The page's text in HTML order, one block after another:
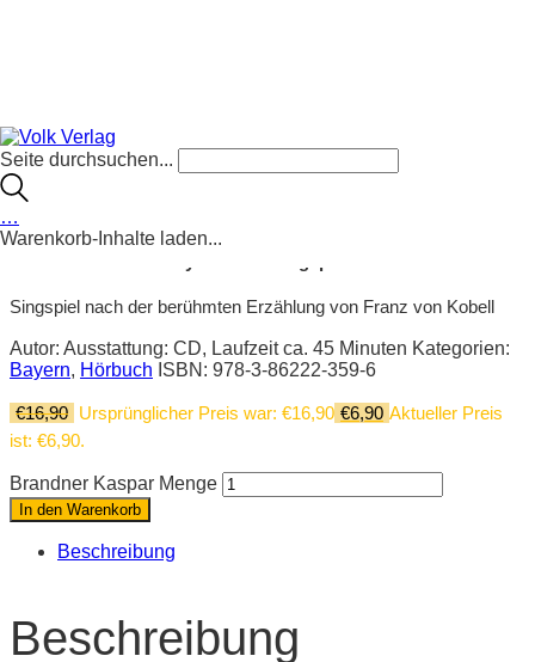
Seite durchsuchen...
…
Warenkorb-Inhalte laden...
Angebot!
Brandner Kaspar
Singspiel nach der berühmten Erzählung von Franz von Kobell
Autor: Ausstattung: CD, Laufzeit ca. 45 Minuten Kategorien:
Bayern, Hörbuch ISBN: 978-3-86222-359-6
€16,90 Ursprünglicher Preis war: €16,90 €6,90 Aktueller Preis
ist: €6,90.
Brandner Kaspar Menge
In den Warenkorb
Beschreibung
Beschreibung